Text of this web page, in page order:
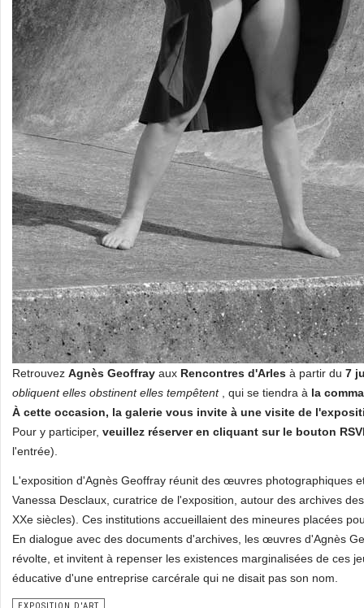
Retrouvez Agnès Geoffray aux Rencontres d'Arles à partir du 7
obliquent elles obstinent elles tempêtent, qui se tiendra à la
À cette occasion, la galerie vous invite à une visite de
Pour y participer, veuillez réserver en cliquant sur le bouton
l'entrée).
L'exposition d'Agnès Geoffray réunit des œuvres photographiques
Vanessa Desclaux, curatrice de l'exposition, autour des archives
XXe siècles). Ces institutions accueillaient des mineures placées
En dialogue avec des documents d'archives, les œuvres d'Agnès
révolte, et invitent à repenser les existences marginalisées de ces
éducative d'une entreprise carcérale qui ne disait pas son nom.